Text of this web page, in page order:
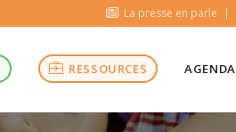
La presse en parle
RESSOURCES AGENDA